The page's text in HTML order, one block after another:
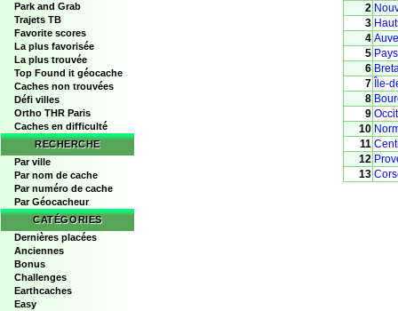
Park and Grab
Trajets TB
Favorite scores
La plus favorisée
La plus trouvée
Top Found it géocache
Caches non trouvées
Défi villes
Ortho THR Paris
Caches en difficulté
RECHERCHE
Par ville
Par nom de cache
Par numéro de cache
Par Géocacheur
CATÉGORIES
Dernières placées
Anciennes
Bonus
Challenges
Earthcaches
Easy
2
3
4
5
6
7
Île-
8
9
10
11
12
13